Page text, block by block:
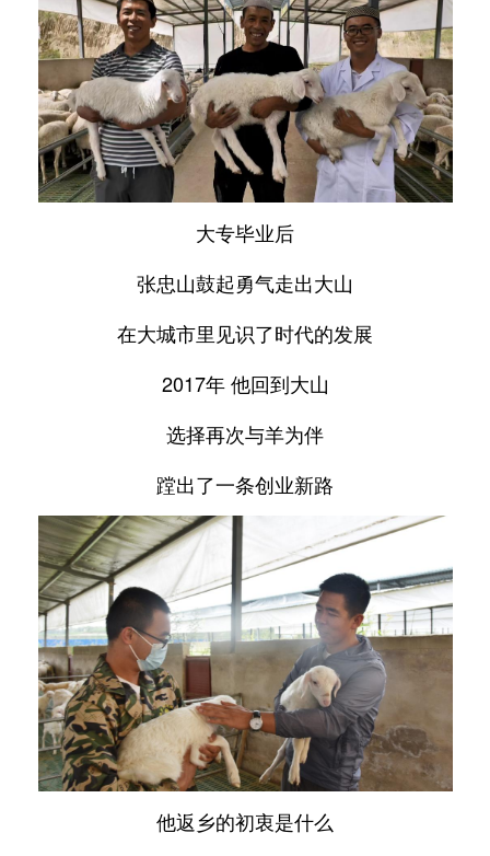
大专毕业后
张忠山鼓起勇气走出大山
在大城市里见识了时代的发展
2017年 他回到大山
选择再次与羊为伴
蹚出了一条创业新路
他返乡的初衷是什么